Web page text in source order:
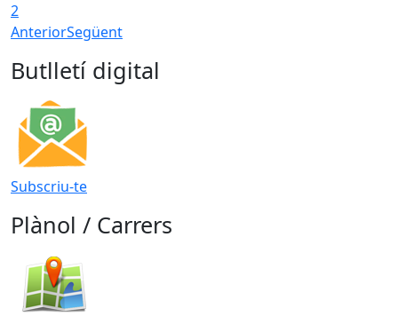
2
AnteriorSegüent
Butlletí digital
Subscriu-te
Plànol / Carrers